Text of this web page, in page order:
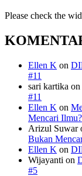
Please check the
Ellen K on
#11
sari kartika on
#11
Ellen K on
Mencari Ilmu?
Arizul Suwar
Bukan
Ellen K on
Wijayanti on
#5